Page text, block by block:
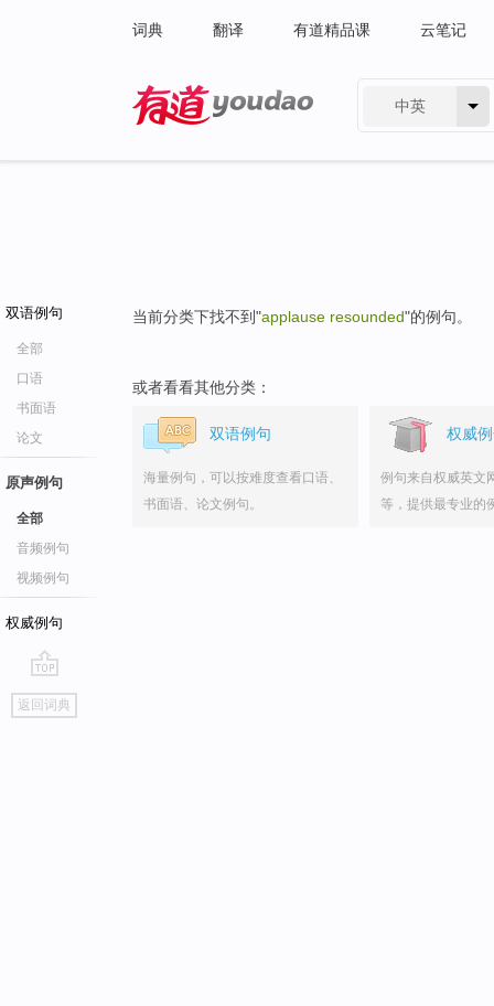
词典 翻译 有道精品课 云笔记
中英
双语例句
全部
口语
书面语
论文
原声例句
全部
音频例句
视频例句
权威例句
go
top
返回词典
当前分类下找不到"applause resounded"的例句。
或者看看其他分类：
双语例句
海量例句，可以按难度查看口语、
书面语、论文例句。
权威
例句来自权威英文
等，提供最专业的